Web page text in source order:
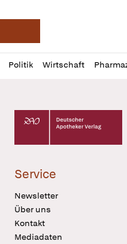
Deutsche
Politik Wirtschaft
Profil
öffnen
Daz
Pur
Deutscher Apotheker
Service
Newsletter
Über uns
Kontakt
Mediadaten